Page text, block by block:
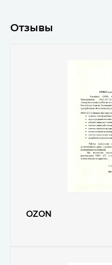
Отзывы
OZON